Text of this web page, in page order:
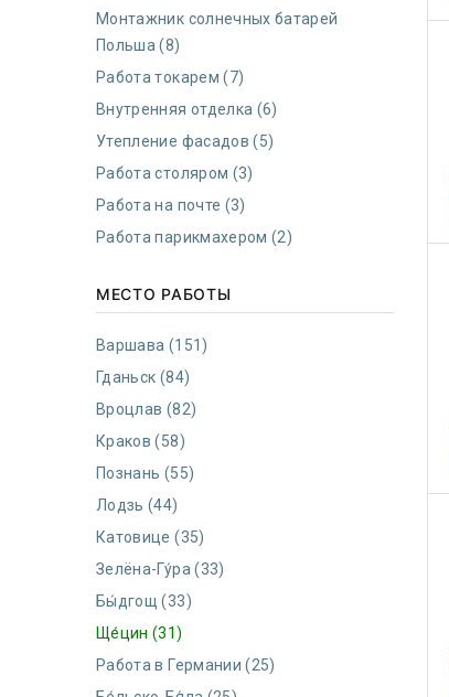
Монтажник солнечных батарей
Польша (8)
Работа токарем (7)
Внутренняя отделка (6)
Утепление фасадов (5)
Работа столяром (3)
Работа на почте (3)
Работа парикмахером (2)
МЕСТО РАБОТЫ
Варшава (151)
Гданьск (84)
Вроцлав (82)
Краков (58)
Познань (55)
Лодзь (44)
Катовице (35)
Зелёна-Гу́ра (33)
Бы́дгощ (33)
Ще́цин (31)
Работа в Германии (25)